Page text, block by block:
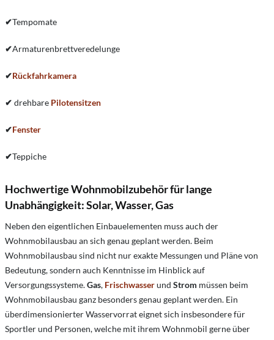
✔Tempomate
✔Armaturenbrettveredelunge
✔Rückfahrkamera
✔ drehbare Pilotensitzen
✔Fenster
✔Teppiche
Hochwertige Wohnmobilzubehör für lange
Unabhängigkeit: Solar, Wasser, Gas
Neben den eigentlichen Einbauelementen muss auch der
Wohnmobilausbau an sich genau geplant werden. Beim
Wohnmobilausbau sind nicht nur exakte Messungen und Pläne von
Bedeutung, sondern auch Kenntnisse im Hinblick auf
Versorgungssysteme.Gas, Frischwasserund Strom müssen beim
Wohnmobilausbau ganz besonders genau geplant werden. Ein
überdimensionierter Wasservorrat eignet sich insbesondere für
Sportler und Personen, welche mit ihrem Wohnmobil gerne über